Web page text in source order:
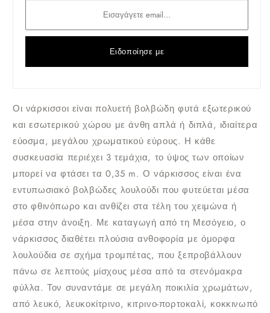
Ειδοποίησε με
Οι νάρκισσοι είναι πολυετή βολβώδη φυτά εξωτερικού
και εσωτερικού χώρου με άνθη απλά ή διπλά, ιδιαίτερα
εύοσμα, μεγάλου χρωματικού εύρους. Η κάθε
συσκευασία περιέχει 3 τεμάχια, το ύψος των οποίων
μπορεί να φτάσει τα 0,35 m. Ο νάρκισσος είναι ένα
εντυπωσιακό βολβώδες λουλούδι που φυτεύεται μέσα
στο φθινόπωρο και ανθίζει στα τέλη του χειμώνα ή
μέσα στην άνοιξη. Με καταγωγή από τη Μεσόγειο, ο
νάρκισσος διαθέτει πλούσια ανθοφορία με όμορφα
λουλούδια σε σχήμα τρομπέτας, που ξεπροβάλλουν
πάνω σε λεπτούς μίσχους μέσα από τα στενόμακρα
φύλλα. Τον συναντάμε σε μεγάλη ποικιλία χρωμάτων,
από λευκό, λευκοκίτρινο, κιτρινο-πορτοκαλί, κοκκινωπό